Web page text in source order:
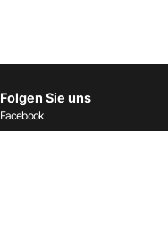
Folgen Sie uns
Facebook